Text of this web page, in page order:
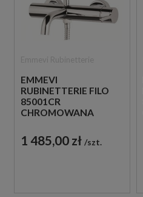
EMMEVI
RUBINETTERIE FILO
85001CR
CHROMOWANA
WANNOWA
1 485,00 zł szt.